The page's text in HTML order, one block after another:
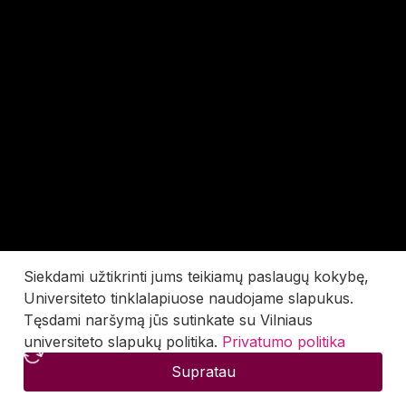
Siekdami užtikrinti jums teikiamų paslaugų kokybę,
Universiteto tinklalapiuose naudojame slapukus.
Tęsdami naršymą jūs sutinkate su Vilniaus
universiteto slapukų politika. Privatumo politika
Supratau